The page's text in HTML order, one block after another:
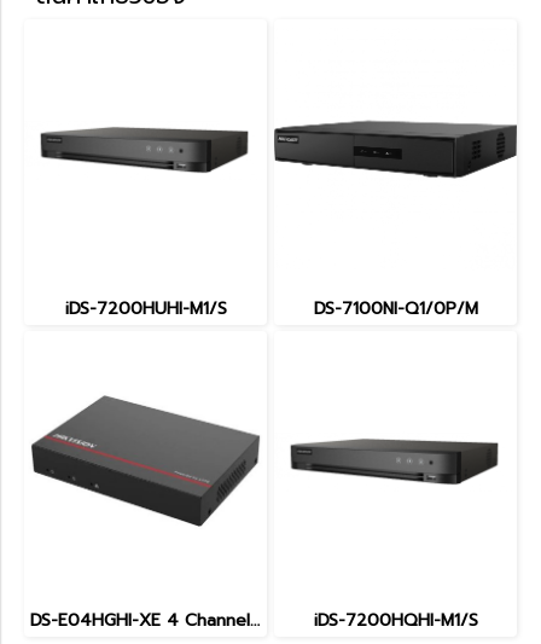
iDS-7200HUHI-M1/S DS-7100NI-Q1/0P/M
DS-E04HGHI-XE 4 Channel Hikvision กล้องวงจรปิดเชียงใหม่ iDS-7200HQHI-M1/S